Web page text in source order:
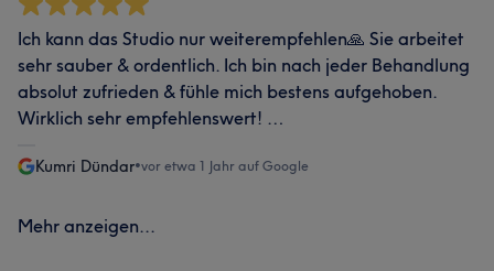
Ich kann das Studio nur weiterempfehlen🙏 Sie arbeitet
sehr sauber & ordentlich. Ich bin nach jeder Behandlung
absolut zufrieden & fühle mich bestens aufgehoben.
Wirklich sehr empfehlenswert! …
Kumri Dündar•vor etwa 1 Jahr auf Google
Mehr anzeigen...